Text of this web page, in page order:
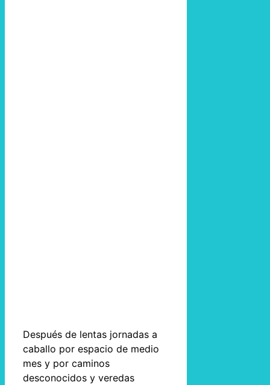
Después de lentas jornadas a
caballo por espacio de medio
mes y por caminos
desconocidos y veredas